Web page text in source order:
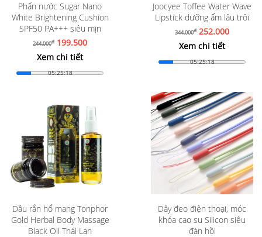
Phấn nước Sugar Nano
White Brightening Cushion
SPF50 PA+++ siêu mịn
244.000đ 199.500
Xem chi tiết
05:25:16
Joocyee Toffee Water Wave
Lipstick dưỡng ẩm lâu trôi
344.000đ 252.000
Xem chi tiết
05:25:16
Dầu rắn hổ mang Tonphor
Gold Herbal Body Massage
Black Oil Thái Lan
Dây đeo điện thoại, móc
khóa cao su Silicon siêu
đàn hồi